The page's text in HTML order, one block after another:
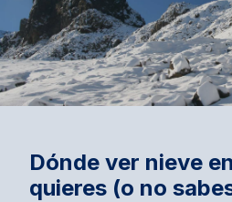
Dónde ver nieve
quieres (o no